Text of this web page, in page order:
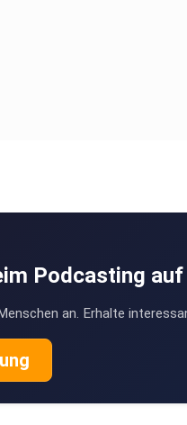
Podcasting
an. Erhalte